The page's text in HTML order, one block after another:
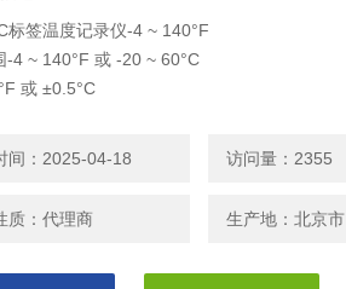
标签温度记录仪-4 ~ 140°F
-4 ~ 140°F 或 -20 ~ 60°C
或 ±0.5°C
4000组
间：2025-04-18 访问量：2355
质：代理商 生产地：北京市